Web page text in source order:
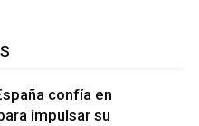
confía en
impulsar su